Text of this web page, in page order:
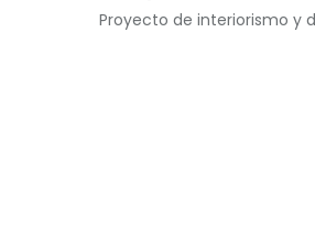
Proyecto de interiorismo y